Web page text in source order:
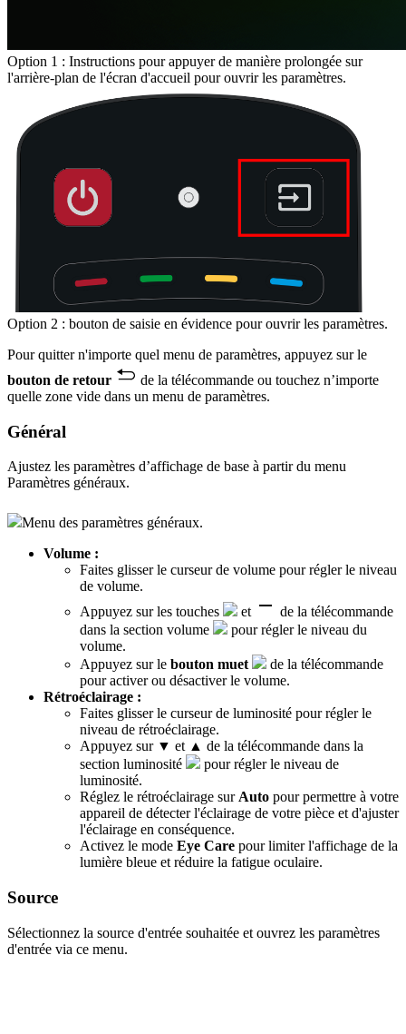
Option 1 : Instructions pour appuyer de manière prolongée sur
l'arrière-plan de l'écran d'accueil pour ouvrir les paramètres.
Option 2 : bouton de saisie en évidence pour ouvrir les paramètres.
Pour quitter n'importe quel menu de paramètres, appuyez sur le
bouton de retour
de la télécommande ou touchez n’importe
quelle zone vide dans un menu de paramètres.
Général
Ajustez les paramètres d’affichage de base à partir du menu
Paramètres généraux.
Menu des paramètres généraux.
Volume :
Faites glisser le curseur de volume pour régler le niveau
de volume.
Appuyez sur les touches
et
de la télécommande
dans la section volume
pour régler le niveau du
volume.
Appuyez sur le bouton muet
de la télécommande
pour activer ou désactiver le volume.
Rétroéclairage :
Faites glisser le curseur de luminosité pour régler le
niveau de rétroéclairage.
Appuyez sur ▼ et ▲ de la télécommande dans la
section luminosité
pour régler le niveau de
luminosité.
Réglez le rétroéclairage surAuto pour permettre à votre
appareil de détecter l'éclairage de votre pièce et d'ajuster
l'éclairage en conséquence.
Activez le mode Eye Care pour limiter l'affichage de la
lumière bleue et réduire la fatigue oculaire.
Source
Sélectionnez la source d'entrée souhaitée et ouvrez les paramètres
d'entrée via ce menu.